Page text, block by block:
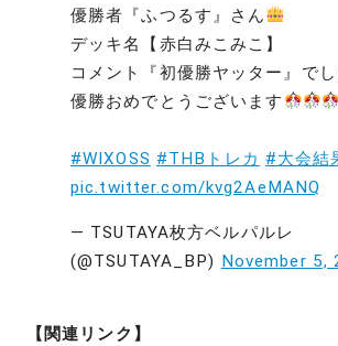
優勝者『ふつるす』さん
デッキ名【赤白みこみこ】
コメント『初優勝ヤッター』でし
優勝おめでとうございます
#WIXOSS #THBトレカ #大会結
pic.twitter.com/kvg2AeMANQ
— TSUTAYA枚方ベルパルレ
(@TSUTAYA_BP)
November 5,
【関連リンク】